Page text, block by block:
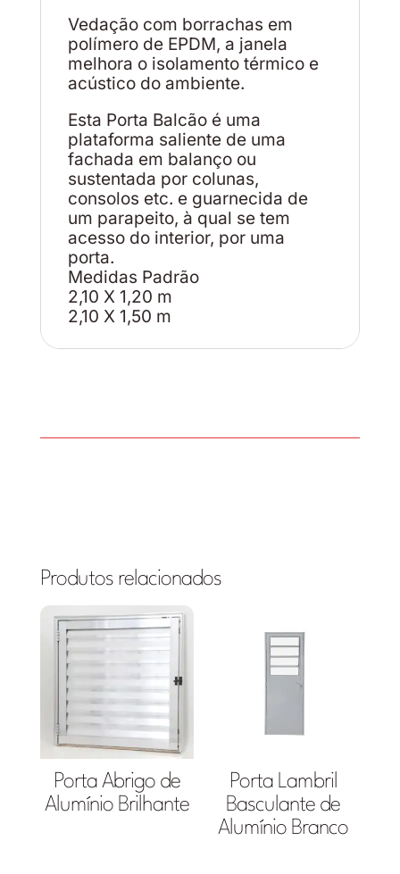
Vedação com borrachas em
polímero de EPDM, a janela
melhora o isolamento térmico e
acústico do ambiente.
Esta Porta Balcão é uma
plataforma saliente de uma
fachada em balanço ou
sustentada por colunas,
consolos etc. e guarnecida de
um parapeito, à qual se tem
acesso do interior, por uma
porta.
Medidas Padrão
2,10 X 1,20 m
2,10 X 1,50 m
Produtos relacionados
Porta Abrigo de
Alumínio Brilhante
Porta Lambril
Basculante de
Alumínio Branco